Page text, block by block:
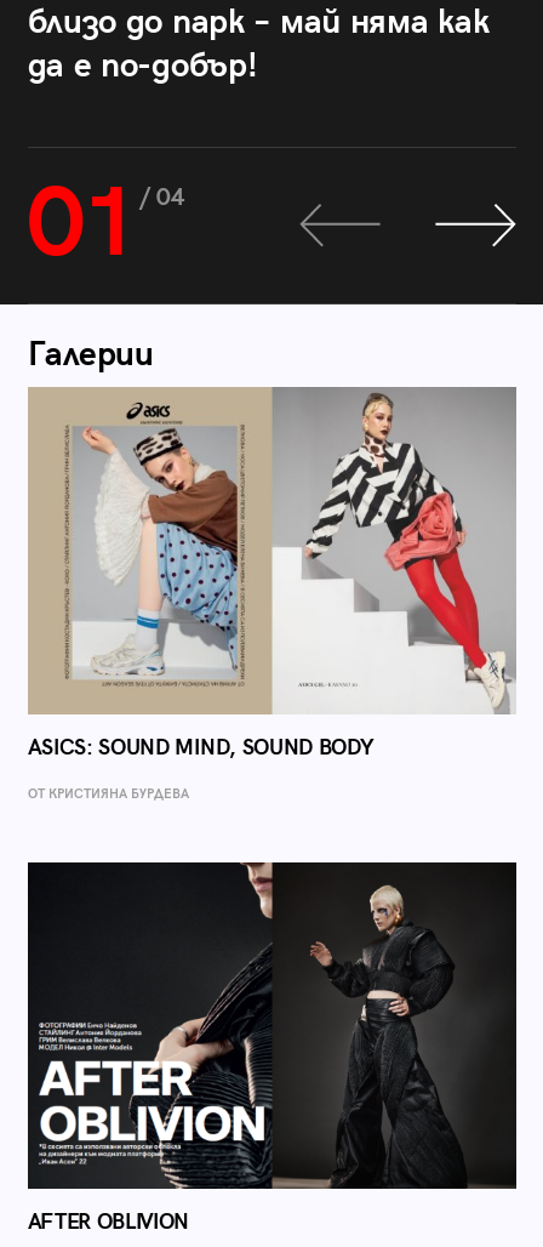
близо до парк – май няма как
да е по-добър!
01 / 04
Галерии
ASICS: SOUND MIND, SOUND BODY
ОТ КРИСТИЯНА БУРДЕВА
AFTER OBLIVION